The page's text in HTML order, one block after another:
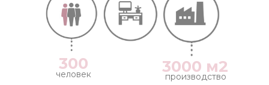
300
человек 3000 м2
производство